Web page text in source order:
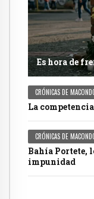
Es hora de
CRÓNICAS DE
La
CRÓNICAS DE
Bahía Portete,
impunidad